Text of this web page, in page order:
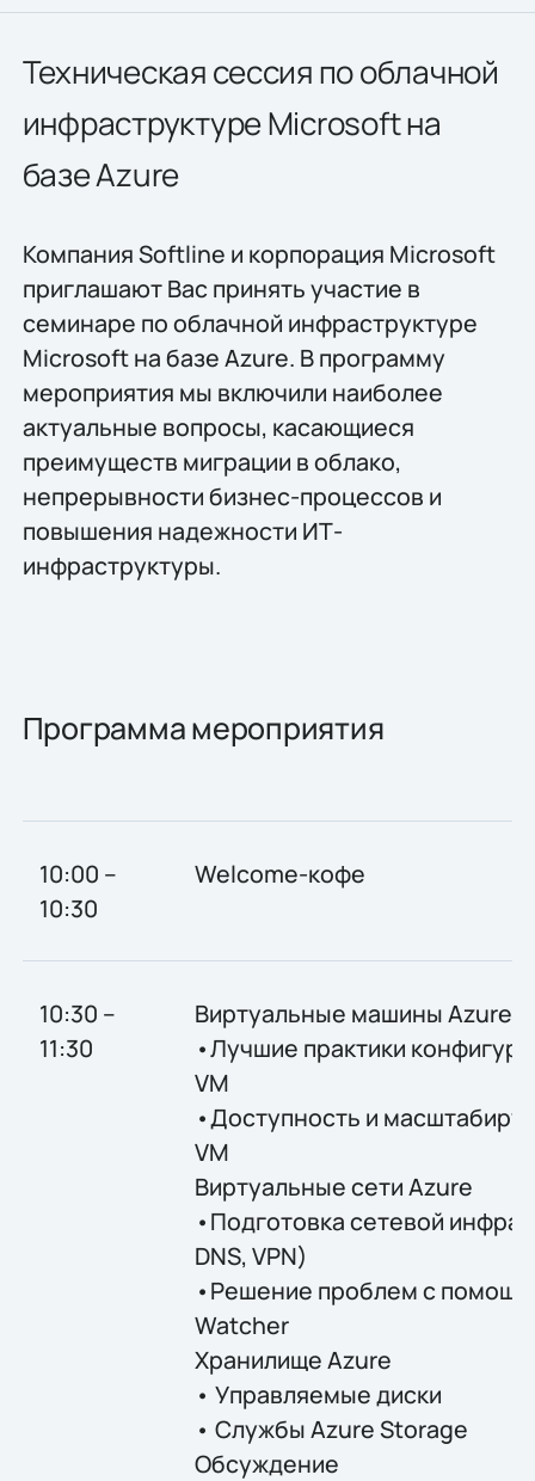
Техническая сессия по облачной
инфраструктуре Microsoft на
базе Azure
Компания Softline и корпорация Microsoft
приглашают Вас принять участие в
семинаре по облачной инфраструктуре
Microsoft на базе Azure. В программу
мероприятия мы включили наиболее
актуальные вопросы, касающиеся
преимуществ миграции в облако,
непрерывности бизнес-процессов и
повышения надежности ИТ-
инфраструктуры.
Программа мероприятия
10:00 –
10:30
Welcome-кофе
10:30 –
11:30
Виртуальные машины Azure
•Лучшие практики
VM
•Доступность и
VM
Виртуальные сети Azure
•Подготовка сетевой
DNS, VPN)
•Решение проблем с
Watcher
Хранилище Azure
• Управляемые диски
• Службы Azure Storage
Обсуждение